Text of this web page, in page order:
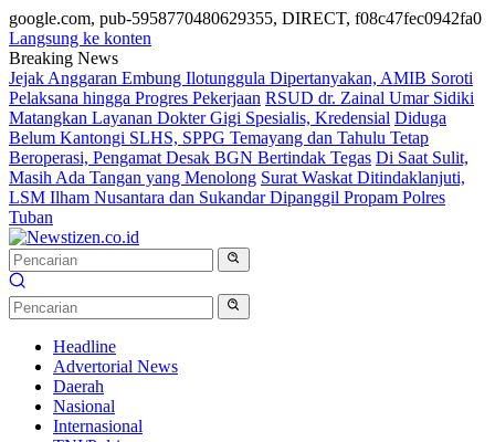
google.com, pub-5958770480629355, DIRECT, f08c47fec0942fa0
Langsung ke konten
Breaking News
Jejak Anggaran Embung Ilotunggula Dipertanyakan, AMIB Soroti
Pelaksana hingga Progres Pekerjaan RSUD dr. Zainal Umar Sidiki
Matangkan Layanan Dokter Gigi Spesialis, Kredensial Diduga
Belum Kantongi SLHS, SPPG Temayang dan Tahulu Tetap
Beroperasi, Pengamat Desak BGN Bertindak Tegas Di Saat Sulit,
Masih Ada Tangan yang Menolong Surat Waskat Ditindaklanjuti,
LSM Ilham Nusantara dan Sukandar Dipanggil Propam Polres
Tuban
Headline
Advertorial News
Daerah
Nasional
Internasional